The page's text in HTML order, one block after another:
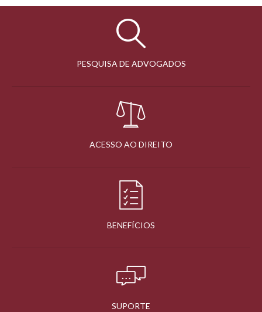
PESQUISA DE ADVOGADOS
ACESSO AO DIREITO
BENEFÍCIOS
SUPORTE